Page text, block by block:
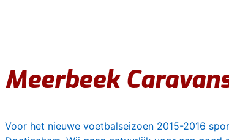
Meerbeek
Voor het nieuwe voetbalseizoen 2015-2016